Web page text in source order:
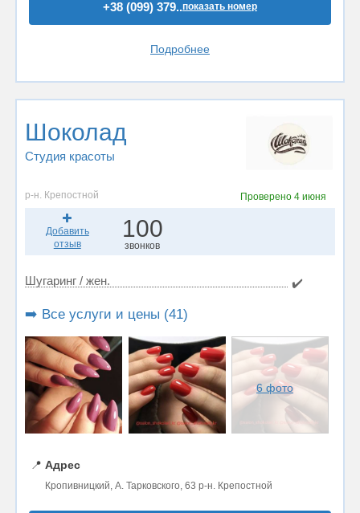
+38 (099) 379..показать номер
Подробнее
Шоколад
Студия красоты
р-н. Крепостной Проверено4 июня
Добавить
отзыв
100
звонков
Шугаринг / жен. ✔️
➡️ Все услуги и цены (41)
6 фото
📍 Адрес
Кропивницкий, А. Тарковского, 63 р-н. Крепостной